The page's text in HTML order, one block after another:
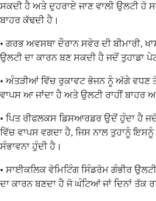
ਸਕਦੀ ਹੈ ਅਤੇ ਦੁਹਰਾਏ ਜਾਣ ਵਾਲੀ ਉਲਟੀ ਹੋ
ਬਾਹਰ ਕੱਢਦੀ ਹੈ।
• ਗਰਭ ਅਵਸਥਾ ਦੌਰਾਨ ਸਵੇਰ ਦੀ ਬੀਮਾਰੀ,
ਉਲਟੀ ਦਾ ਕਾਰਨ ਬਣ ਸਕਦੀ ਹੈ ਜਦੋਂ ਤੁਹਾਡਾ
• ਅੰਤੜੀਆਂ ਵਿੱਚ ਰੁਕਾਵਟ ਭੋਜਨ ਨੂੰ ਅੱਗੇ ਵਧਣ
ਵਾਪਸ ਆ ਜਾਂਦਾ ਹੈ ਅਤੇ ਉਲਟੀ ਰਾਹੀਂ ਬਾਹਰ ਆ
• ਪਿਤ ਰੀਫਲਕਸ ਡਿਸਆਰਡਰ ਉਦੋਂ ਹੁੰਦਾ ਹੈ
ਵਿੱਚ ਵਾਪਸ ਵਗਦਾ ਹੈ, ਜਿਸ ਨਾਲ ਤੁਹਾਨੂੰ
ਸੰਭਾਵਨਾ ਹੁੰਦੀ ਹੈ।
• ਸਾਈਕਲਿਕ ਵੋਮਿਟਿੰਗ ਸਿੰਡਰੋਮ ਗੰਭੀਰ
ਦਾ ਕਾਰਨ ਬਣਦਾ ਹੈ ਜੋ ਘੰਟਿਆਂ ਜਾਂ ਦਿਨਾਂ ਤੱਕ